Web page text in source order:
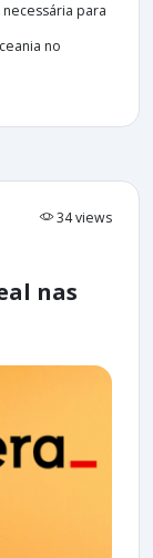
para
no
34 views
nas